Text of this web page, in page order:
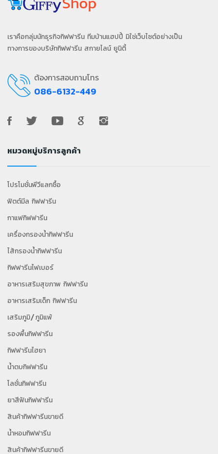
เราคือกลุ่มนักธุรกิจกิฟฟารีน ทีมบ้านแฮปปี้ มิใช่เว็บไซต์อย่างเป็น
ทางการของบริษัทกิฟฟารีน สกายไลน์ ยูนิตี้
ต้องการสอบถามโทร
086-6132-449
หมวดหมู่บริการลูกค้า
โปรโมชั่นพีวีแลกซื้อ
ฟิตต์มีล กิฟฟารีน
กาแฟกิฟฟารีน
เครื่องกรองน้ำกิฟฟารีน
ไส้กรองน้ำกิฟฟารีน
กิฟฟารีนไฟเบอร์
อาหารเสริมสุขภาพ กิฟฟารีน
อาหารเสริมเด็ก กิฟฟารีน
เสริมภูมิ/ภูมิแพ้
รองพื้นกิฟฟารีน
กิฟฟารีนไฮยา
น้ำตบกิฟฟารีน
โลชั่นกิฟฟารีน
ยาสีฟันกิฟฟารีน
สินค้ากิฟฟารีนขายดี
น้ำหอมกิฟฟารีน
สินค้ากิฟฟารีนขายดี